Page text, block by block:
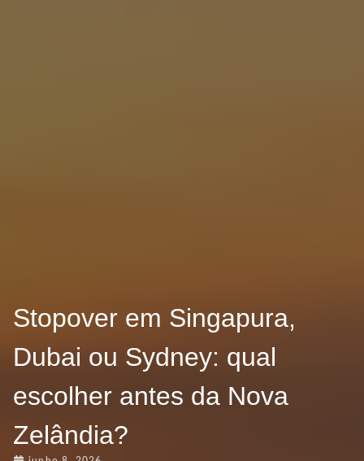
Stopover em Singapura,
Dubai ou Sydney: qual
escolher antes da Nova
Zelândia?